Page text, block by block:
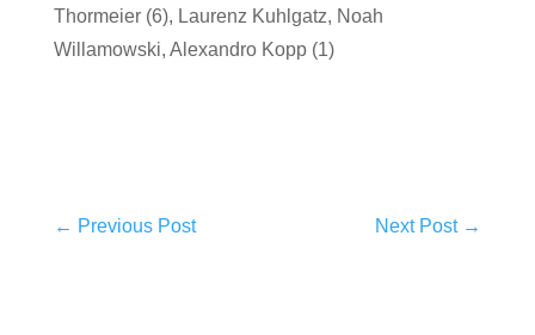
Thormeier (6), Laurenz Kuhlgatz, Noah
Willamowski, Alexandro Kopp (1)
← Previous Post Next Post→